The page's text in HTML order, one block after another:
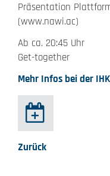
Präsentation
(www.nawi.ac)
Ab ca. 20:45 Uhr
Get-together
Mehr Infos bei der
Zurück